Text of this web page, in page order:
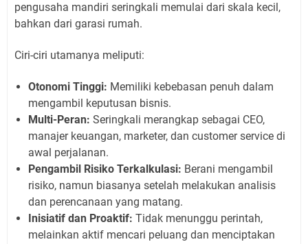
pengusaha mandiri seringkali memulai dari skala kecil,
bahkan dari garasi rumah.
Ciri-ciri utamanya meliputi:
Otonomi Tinggi: Memiliki kebebasan penuh dalam
mengambil keputusan bisnis.
Multi-Peran: Seringkali merangkap sebagai CEO,
manajer keuangan, marketer, dan customer service di
awal perjalanan.
Pengambil Risiko Terkalkulasi: Berani mengambil
risiko, namun biasanya setelah melakukan analisis
dan perencanaan yang matang.
Inisiatif dan Proaktif: Tidak menunggu perintah,
melainkan aktif mencari peluang dan menciptakan